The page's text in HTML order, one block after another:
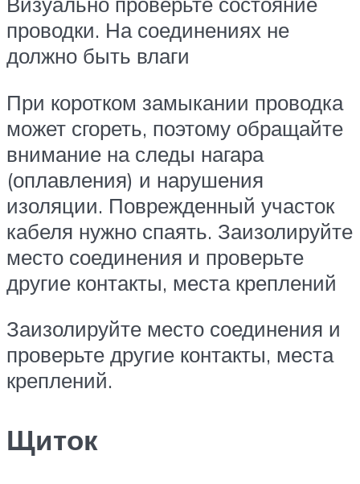
проводки. На соединениях не
должно быть влаги
При коротком замыкании проводка
может сгореть, поэтому обращайте
внимание на следы нагара
(оплавления) и нарушения
изоляции. Поврежденный участок
кабеля нужно спаять. Заизолируйте
место соединения и проверьте
другие контакты, места креплений
Заизолируйте место соединения и
проверьте другие контакты, места
креплений.
Щиток